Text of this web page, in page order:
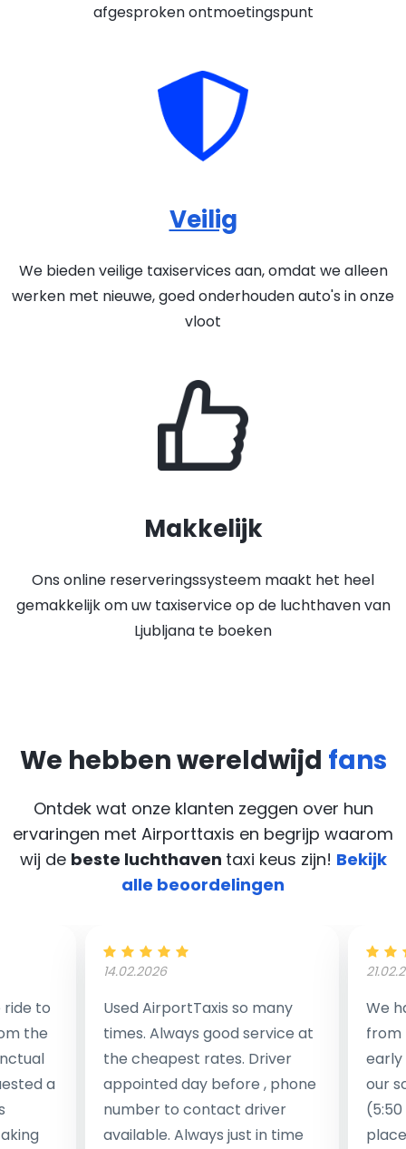
afgesproken ontmoetingspunt
Veilig
We bieden veilige taxiservices aan, omdat we alleen
werken met nieuwe, goed onderhouden auto's in onze
vloot
Makkelijk
Ons online reserveringssysteem maakt het heel
gemakkelijk om uw taxiservice op de luchthaven van
Ljubljana te boeken
We hebben wereldwijd fans
Ontdek wat onze klanten zeggen over hun
ervaringen met Airporttaxis en begrijp waarom
wij de beste luchthaven taxi keus zijn! Bekijk
alle beoordelingen
to
the
a
14.02.2026
Used AirportTaxis so many
times. Always good service at
the cheapest rates. Driver
appointed day before , phone
number to contact driver
available. Always just in time
We
from
early
our